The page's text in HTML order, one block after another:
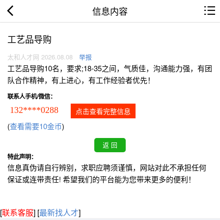
信息内容
工艺品导购
太和人才网 2026.08.08 举报
工艺品导购10名，要求;18-35之间，气质佳，沟通能力强，有团
队合作精神，有上进心，有工作经验者优先！
联系人手机/微信：
132****0288 点击查看完整信息
(查看需要10金币)
特此声明：
信息真伪请自行辨别，求职应聘须谨慎，网站对此不承担任何
保证或连带责任! 希望我们的平台能为您带来更多的便利！
[联系客服] [最新找人才]